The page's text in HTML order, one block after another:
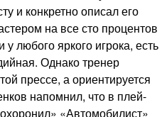
и конкретно описал его
на все сто процентов
у любого яркого игрока, есть
Однако тренер
прессе, а ориентируется
напомнил, что в плей-
«Автомобилист»